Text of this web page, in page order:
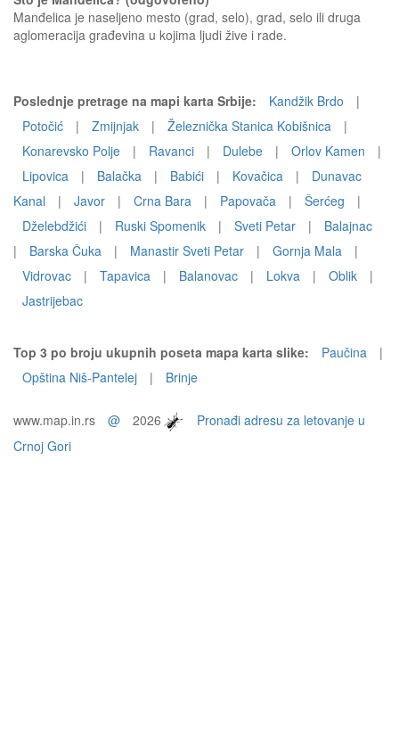
Manđelica je naseljeno mesto (grad, selo), grad, selo ili druga
aglomeracija građevina u kojima ljudi žive i rade.
Poslednje pretrage na mapi karta Srbije: Kandžik Brdo
|
Potočić
| Zmijnjak | Železnička Stanica Kobišnica
|
Konarevsko Polje
| Ravanci | Dulebe | Orlov Kamen
|
Lipovica
| Balačka | Babići | Kovačica |
Dunavac
Kanal
| Javor | Crna Bara | Papovača | Šerćeg
|
Dželebdžići
| Ruski Spomenik | Sveti Petar |
Balajnac
|
Barska Čuka | Manastir Sveti Petar | Gornja Mala
|
Vidrovac
| Tapavica | Balanovac | Lokva | Oblik
|
Jastrijebac
Top 3 po broju ukupnih poseta mapa karta slike: Paučina
|
Opština Niš-Pantelej
| Brinje
www.map.in.rs @ 2026
Pronađi adresu za letovanje u
Crnoj Gori